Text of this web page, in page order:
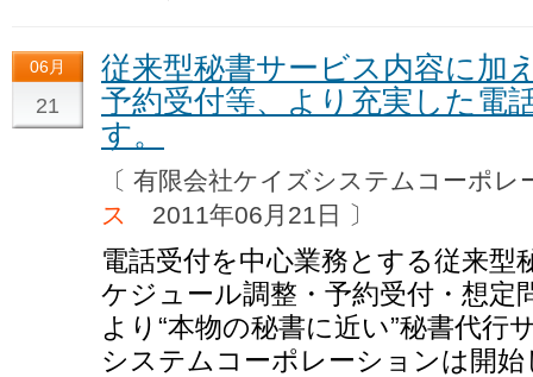
06月
21
従来型秘書サービス内容に加
予約受付等、より充実した電
す。
〔 有限会社ケイズシステムコーポ
ス
2011年06月21日 〕
電話受付を中心業務とする従来
ケジュール調整・予約受付・想定
より“本物の秘書に近い”秘書代行
システムコーポレーションは開